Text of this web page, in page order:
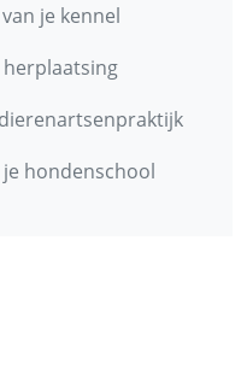
je kennel
hondenschool